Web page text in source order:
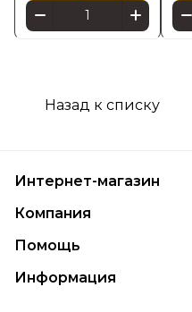
Назад к списку
Интернет-магазин
Компания
Помощь
Информация